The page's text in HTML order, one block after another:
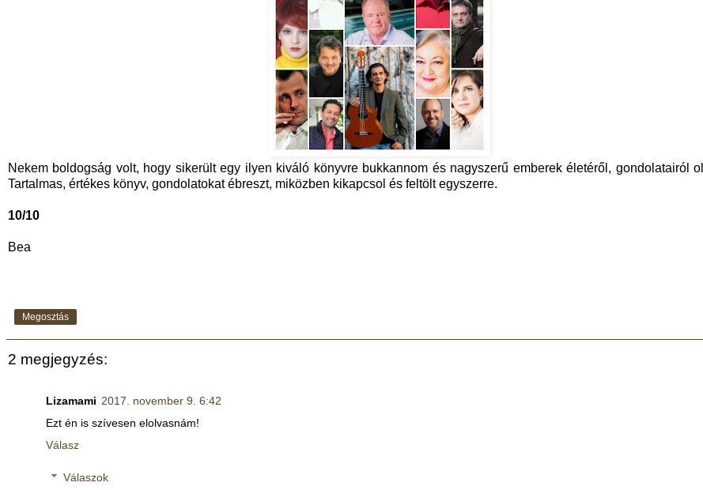
Nekem boldogság volt, hogy sikerült egy ilyen kiváló könyvre bukkannom és nagyszerű emberek életéről, gondolatairól
Tartalmas, értékes könyv, gondolatokat ébreszt, miközben kikapcsol és feltölt egyszerre.
10/10
Bea
Megosztás
2 megjegyzés:
Lizamami 2017. november 9. 6:42
Ezt én is szívesen elolvasnám!
Válasz
Válaszok